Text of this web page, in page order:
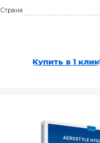
Страна
Купить в 1 клик